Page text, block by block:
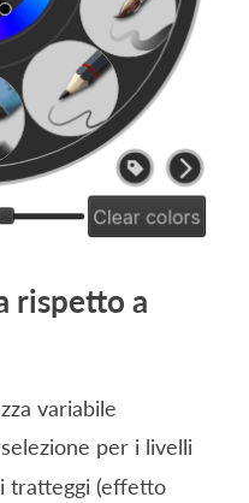
rispetto a
variabile
per i livelli
tratteggi (effetto